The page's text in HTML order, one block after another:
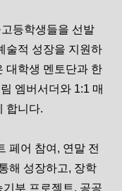
고등학생들을 선발
술적 성장을 지원하
대학생 멘토단과 한
엠버서더와 1:1 매
합니다.
페어 참여, 연말 전
해 성장하고, 장학
부 프로젝트, 공공